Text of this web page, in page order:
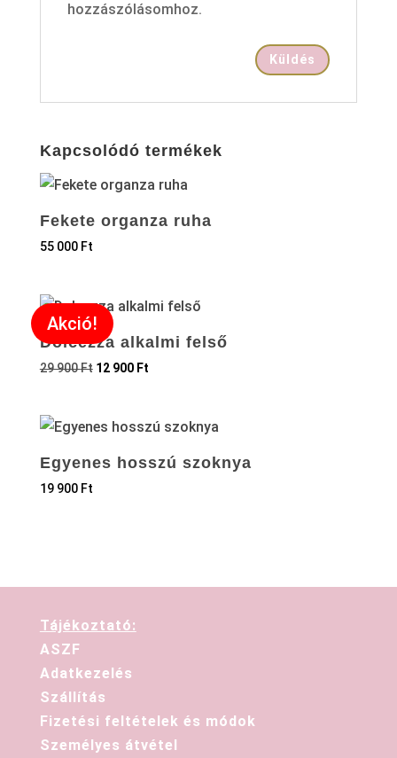
hozzászólásomhoz.
Kapcsolódó termékek
Fekete organza ruha
55 000 Ft
Akció!
Dolcezza alkalmi felső
29 900Ft 12 900 Ft
Egyenes hosszú szoknya
19 900 Ft
Tájékoztató:
ASZF
Adatkezelés
Szállítás
Fizetési feltételek és módok
Személyes átvétel